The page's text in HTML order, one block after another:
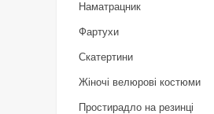
Наматрацник
Фартухи
Скатертини
Жіночі велюрові костюми
Простирадло на резинці